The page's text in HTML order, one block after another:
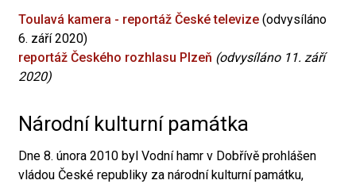
Toulavá kamera - reportáž České televize (odvysíláno
6. září 2020)
reportáž Českého rozhlasu Plzeň (odvysíláno 11. září
2020)
Národní kulturní památka
Dne 8. února 2010 byl Vodní hamr v Dobřívě prohlášen
vládou České republiky za národní kulturní památku,